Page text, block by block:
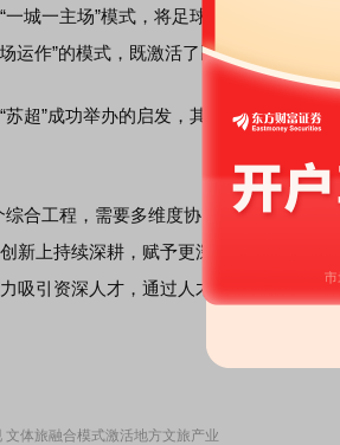
城一主场”模式，将足球赛事深度融入城
运作”的模式，既激活了民间体育热情，
”成功举办的启发，其他地区也开始探索
工程，需要多维度协同。在产品形态上
新上持续深耕，赋予更深层次的内涵；
吸引资深人才，通过人才赋能提升服务质
文体旅融合模式激活地方文旅产业